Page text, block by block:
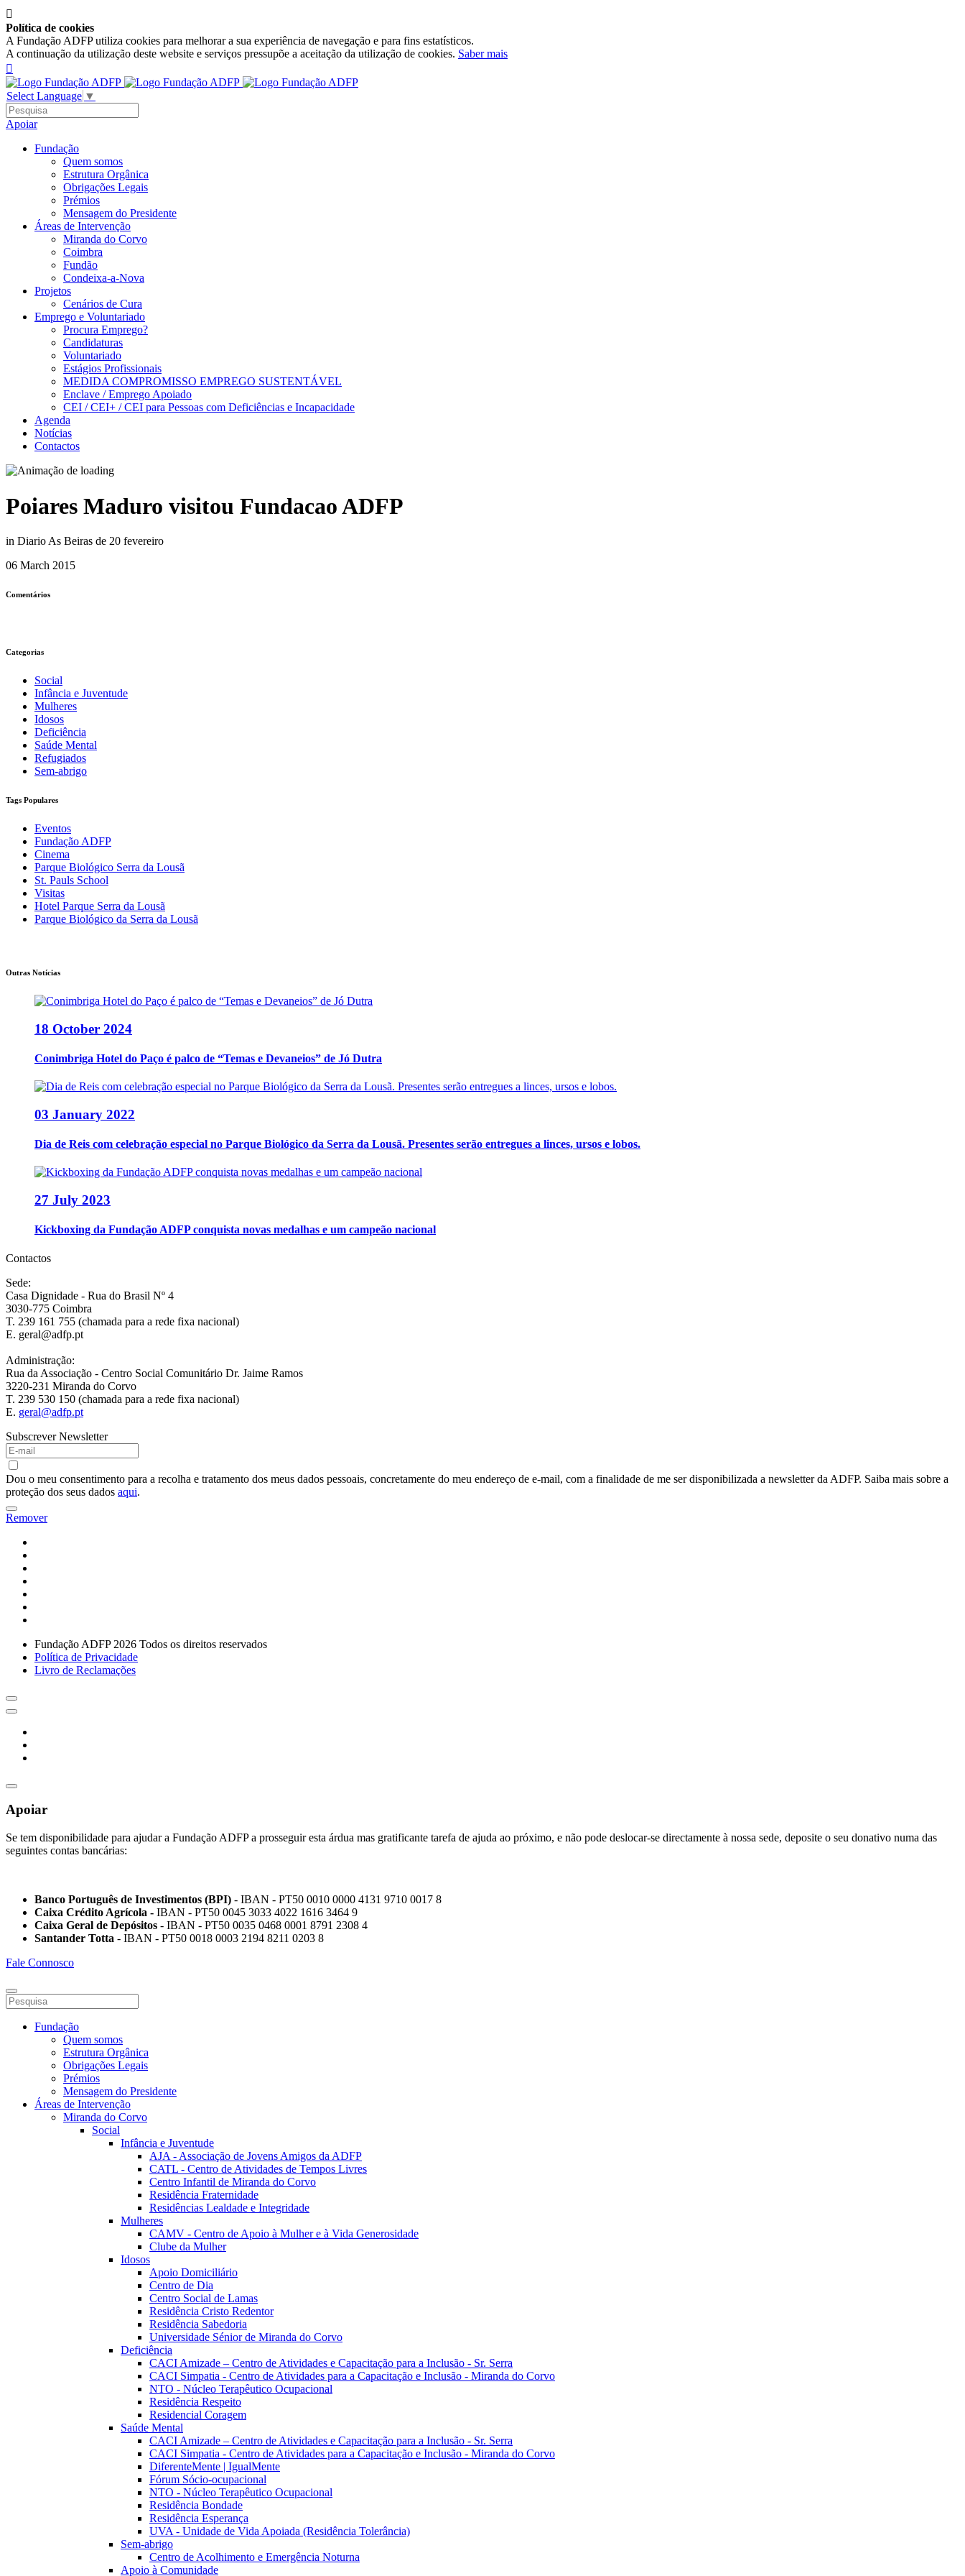

Política de cookies
A Fundação ADFP utiliza cookies para melhorar a sua experiência de navegação e para fins estatísticos.
A continuação da utilização deste website e serviços pressupõe a aceitação da utilização de cookies. Saber mais

Select Language ▼
Apoiar
Fundação
Quem somos
Estrutura Orgânica
Obrigações Legais
Prémios
Mensagem do Presidente
Áreas de Intervenção
Miranda do Corvo
Coimbra
Fundão
Condeixa-a-Nova
Projetos
Cenários de Cura
Emprego e Voluntariado
Procura Emprego?
Candidaturas
Voluntariado
Estágios Profissionais
MEDIDA COMPROMISSO EMPREGO SUSTENTÁVEL
Enclave / Emprego Apoiado
CEI / CEI+ / CEI para Pessoas com Deficiências e Incapacidade
Agenda
Notícias
Contactos
Poiares Maduro visitou Fundacao ADFP
in Diario As Beiras de 20 fevereiro
06 March 2015
Comentários
Categorias
Social
Infância e Juventude
Mulheres
Idosos
Deficiência
Saúde Mental
Refugiados
Sem-abrigo
Tags Populares
Eventos
Fundação ADFP
Cinema
Parque Biológico Serra da Lousã
St. Pauls School
Visitas
Hotel Parque Serra da Lousã
Parque Biológico da Serra da Lousã
Outras Notícias
18 October 2024
Conimbriga Hotel do Paço é palco de “Temas e Devaneios” de Jó Dutra
03 January 2022
Dia de Reis com celebração especial no Parque Biológico da Serra da Lousã. Presentes serão entregues a linces, ursos e lobos.
27 July 2023
Kickboxing da Fundação ADFP conquista novas medalhas e um campeão nacional
Contactos
Sede:
Casa Dignidade - Rua do Brasil Nº 4
3030-775 Coimbra
T. 239 161 755 (chamada para a rede fixa nacional)
E. geral@adfp.pt
Administração:
Rua da Associação - Centro Social Comunitário Dr. Jaime Ramos
3220-231 Miranda do Corvo
T. 239 530 150 (chamada para a rede fixa nacional)
E. geral@adfp.pt
Subscrever Newsletter
Dou o meu consentimento para a recolha e tratamento dos meus dados pessoais, concretamente do meu endereço de e-mail, com a finalidade de me ser disponibilizada a newsletter da ADFP. Saiba mais sobre a
proteção dos seus dados aqui.
Remover
Fundação ADFP 2026 Todos os direitos reservados
Política de Privacidade
Livro de Reclamações
Apoiar
Se tem disponibilidade para ajudar a Fundação ADFP a prosseguir esta árdua mas gratificante tarefa de ajuda ao próximo, e não pode deslocar-se directamente à nossa sede, deposite o seu donativo numa das
seguintes contas bancárias:
Banco Português de Investimentos (BPI) - IBAN - PT50 0010 0000 4131 9710 0017 8
Caixa Crédito Agrícola - IBAN - PT50 0045 3033 4022 1616 3464 9
Caixa Geral de Depósitos - IBAN - PT50 0035 0468 0001 8791 2308 4
Santander Totta - IBAN - PT50 0018 0003 2194 8211 0203 8
Fale Connosco
Fundação
Quem somos
Estrutura Orgânica
Obrigações Legais
Prémios
Mensagem do Presidente
Áreas de Intervenção
Miranda do Corvo
Social
Infância e Juventude
AJA - Associação de Jovens Amigos da ADFP
CATL - Centro de Atividades de Tempos Livres
Centro Infantil de Miranda do Corvo
Residência Fraternidade
Residências Lealdade e Integridade
Mulheres
CAMV - Centro de Apoio à Mulher e à Vida Generosidade
Clube da Mulher
Idosos
Apoio Domiciliário
Centro de Dia
Centro Social de Lamas
Residência Cristo Redentor
Residência Sabedoria
Universidade Sénior de Miranda do Corvo
Deficiência
CACI Amizade – Centro de Atividades e Capacitação para a Inclusão - Sr. Serra
CACI Simpatia - Centro de Atividades para a Capacitação e Inclusão - Miranda do Corvo
NTO - Núcleo Terapêutico Ocupacional
Residência Respeito
Residencial Coragem
Saúde Mental
CACI Amizade – Centro de Atividades e Capacitação para a Inclusão - Sr. Serra
CACI Simpatia - Centro de Atividades para a Capacitação e Inclusão - Miranda do Corvo
DiferenteMente | IgualMente
Fórum Sócio-ocupacional
NTO - Núcleo Terapêutico Ocupacional
Residência Bondade
Residência Esperança
UVA - Unidade de Vida Apoiada (Residência Tolerância)
Sem-abrigo
Centro de Acolhimento e Emergência Noturna
Apoio à Comunidade